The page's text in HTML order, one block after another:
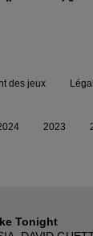
Tonight
des jeux
2023